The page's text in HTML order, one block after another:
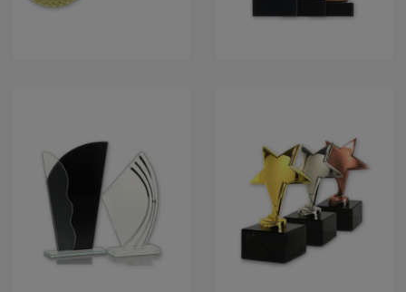
TROPHÄEN EHRENPREISE